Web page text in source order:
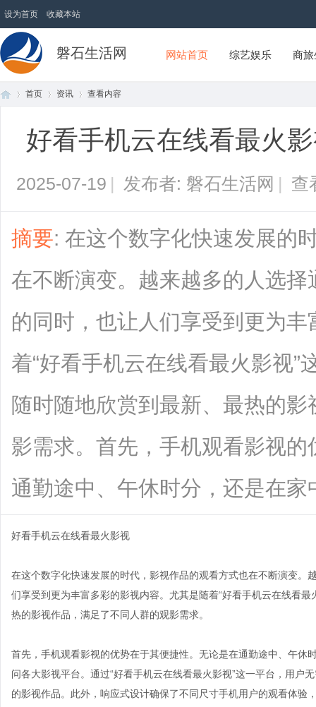
设为首页 收藏本站
磐石生活网 网站首页 综艺娱乐 商
首页
›
资讯 查看内容
好看手机云在线看最火
2025-07-19 | 发布者: 磐石生活网 | 查
摘要: 在这个数字化快速发展的
在不断演变。越来越多的人选
的同时，也让人们享受到更为
着“好看手机云在线看最火影视
随时随地欣赏到最新、最热的
影需求。首先，手机观看影视
通勤途中、午休时分，还是在家
好看手机云在线看最火影视
在这个数字化快速发展的时代，影视作品的观看方式也在不断演变。
们享受到更为丰富多彩的影视内容。尤其是随着“好看手机云在线看
热的影视作品，满足了不同人群的观影需求。
首先，手机观看影视的优势在于其便捷性。无论是在通勤途中、午休
问各大影视平台。通过“好看手机云在线看最火影视”这一平台，用户
的影视作品。此外，响应式设计确保了不同尺寸手机用户的观看体